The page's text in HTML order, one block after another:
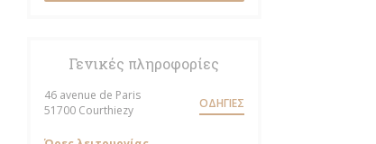
Γενικές πληροφορίες
46 avenue de Paris
51700 Courthiezy((ανοίγει σε νέο παράθυρο))
ΟΔΗΓΊΕΣ